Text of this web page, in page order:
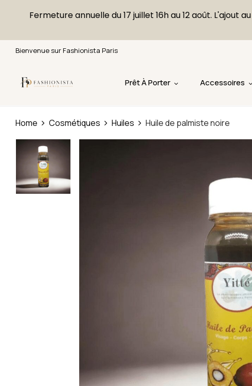
Bienvenue sur Fashionista Paris
Prêt À Porter Accessoires
Home Cosmétiques Huiles Huile de palmiste noire
Fermeture annuelle du 17 juillet 16h au 12 août.